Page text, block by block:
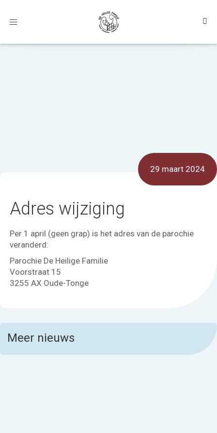
Toggle
29 maart 2024
Adres wijziging
Per 1 april (geen grap) is het adres van de parochie
veranderd:
Parochie De Heilige Familie
Voorstraat 15
3255 AX Oude-Tonge
Meer nieuws